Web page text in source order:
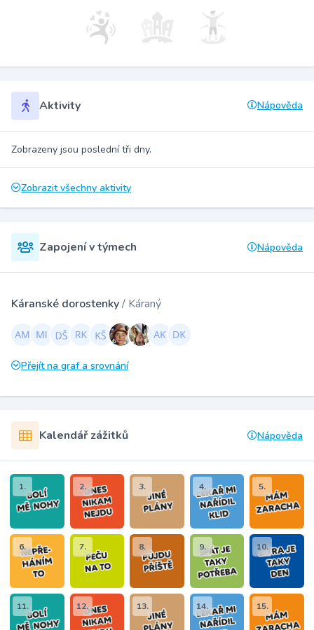
Aktivity Nápověda
Zobrazeny jsou poslední tři dny.
Zobrazit všechny aktivity
Zapojení v týmech Nápověda
Káranské dorostenky/ Káraný
Přejít na graf a srovnání
Kalendář zážitků Nápověda
1. 2. 3. 4. 5.
6. 7. 8. 9. 10.
11. 12. 13. 14. 15.